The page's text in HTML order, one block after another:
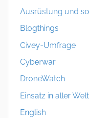
Ausrüstung und so
Blogthings
Civey-Umfrage
Cyberwar
DroneWatch
Einsatz in aller Welt
English